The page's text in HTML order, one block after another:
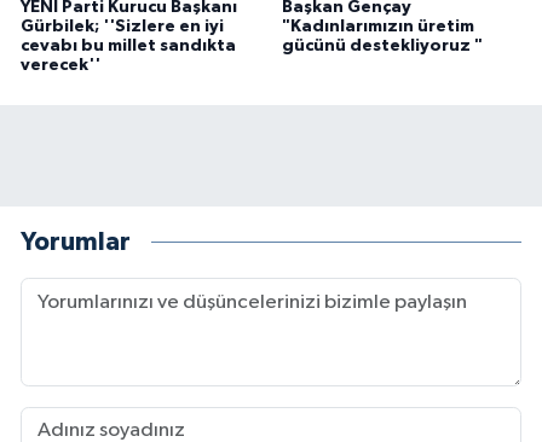
YENİ Parti Kurucu Başkanı
Gürbilek; ''Sizlere en iyi
cevabı bu millet sandıkta
verecek''
Başkan Gençay
"Kadınlarımızın üretim
gücünü destekliyoruz "
Yorumlar